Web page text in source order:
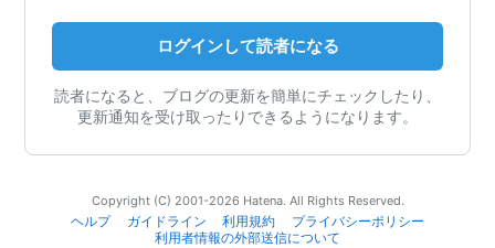
ログインして読者になる
読者になると、ブログの更新を簡単にチェックしたり、
更新通知を受け取ったりできるようになります。
Copyright (C) 2001-2026 Hatena. All Rights Reserved.
ヘルプ
ガイドライン 利用規約
プライバシーポリシー
利用者情報の外部送信について